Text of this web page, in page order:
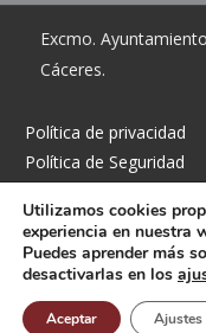
Excmo.
Cáceres.
Política de privacidad
Política de Seguridad
Accesibilidad
Mapa del sitio
Contacto
Buzón
Utilizamos cookies
experiencia en nuestra
Puedes aprender más
desactivarlas en los
Aceptar Ajustes